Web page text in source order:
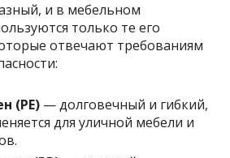
и в мебельном
только те его
отвечают требованиям
(PE) — долговечный и гибкий,
для уличной мебели и